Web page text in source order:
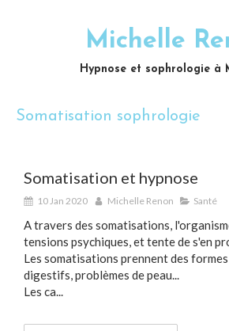
Michelle
Hypnose et sophrologie à
Somatisation sophrologie
Somatisation et hypnose
10 Jan 2020 Michelle Renon Santé
A travers des somatisations,
tensions psychiques, et tente de s'en
Les somatisations prennent des
digestifs, problèmes de peau...
Les ca...